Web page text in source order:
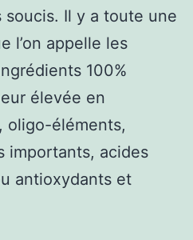
Il y a toute une
l’on appelle les
100%
élevée en
oligo-éléments,
importants, acides
antioxydants et